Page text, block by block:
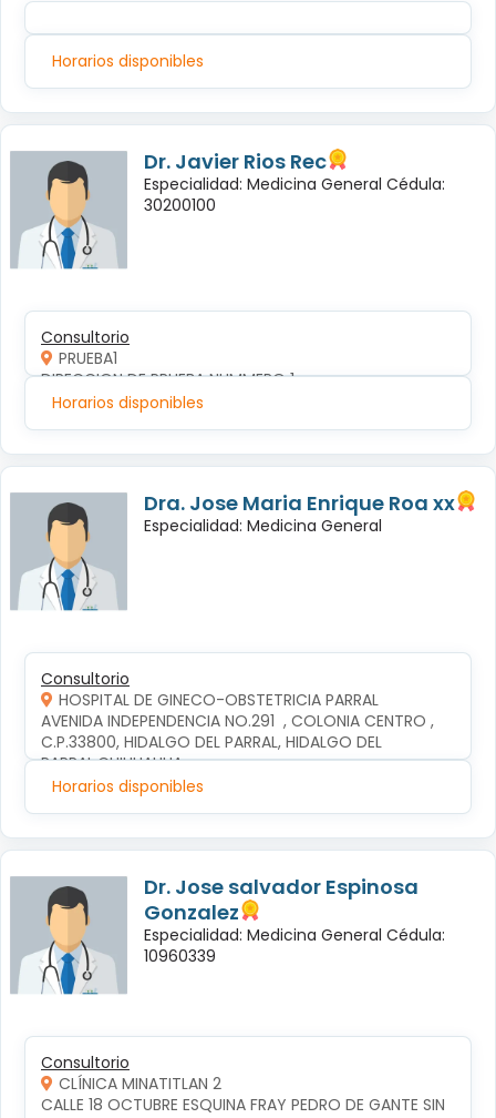
Horarios disponibles
Dr. Javier Rios Rec
Especialidad: Medicina General Cédula:
30200100
Consultorio
PRUEBA1
DIRECCION DE PRUEBA NUMMERO 1
Horarios disponibles
Dra. Jose Maria Enrique Roa xx
Especialidad: Medicina General
Consultorio
HOSPITAL DE GINECO-OBSTETRICIA PARRAL
AVENIDA INDEPENDENCIA NO.291  , COLONIA CENTRO ,
C.P.33800, HIDALGO DEL PARRAL, HIDALGO DEL
PARRAL,CHIHUAHUA
Horarios disponibles
Dr. Jose salvador Espinosa
Gonzalez
Especialidad: Medicina General Cédula:
10960339
Consultorio
CLÍNICA MINATITLAN 2
CALLE 18 OCTUBRE ESQUINA FRAY PEDRO DE GANTE SIN